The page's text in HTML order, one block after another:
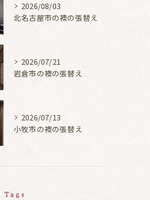
2026/08/03
北名古屋市の襖の張替え
2026/07/21
岩倉市の襖の張替え
2026/07/13
小牧市の襖の張替え
Tags